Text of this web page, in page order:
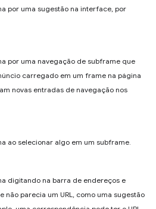
por uma sugestão na interface, por
por uma navegação de subframe que
carregado em um frame na página
novas entradas de navegação nos
ao selecionar algo em um subframe.
digitando na barra de endereços e
não parecia um URL, como uma sugestão